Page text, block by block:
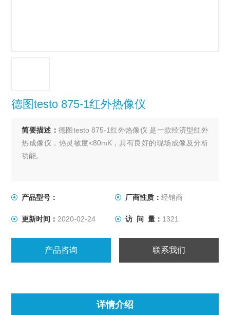
德图testo 875-1红外热像仪
简要描述：德图testo 875-1红外热像仪 是一款经济型红外
热成像仪，热灵敏度<80mK，具有良好的现场成像及分析
功能。
产品型号： 厂商性质： 经销商
更新时间： 2020-02-24 访 问 量： 1321
产品咨询 联系我们
详情介绍